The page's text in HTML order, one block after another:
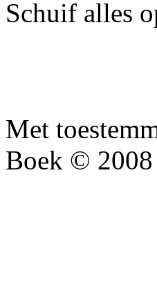
Schuif alles
Met
Boek ©